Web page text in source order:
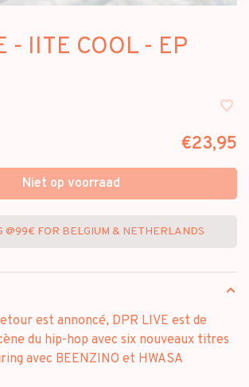
- IITE COOL - EP
€23,95
Niet op voorraad
@99€ FOR BELGIUM & NETHERLANDS
est annoncé, DPR LIVE est de
du hip-hop avec six nouveaux titres
avec BEENZINO et HWASA